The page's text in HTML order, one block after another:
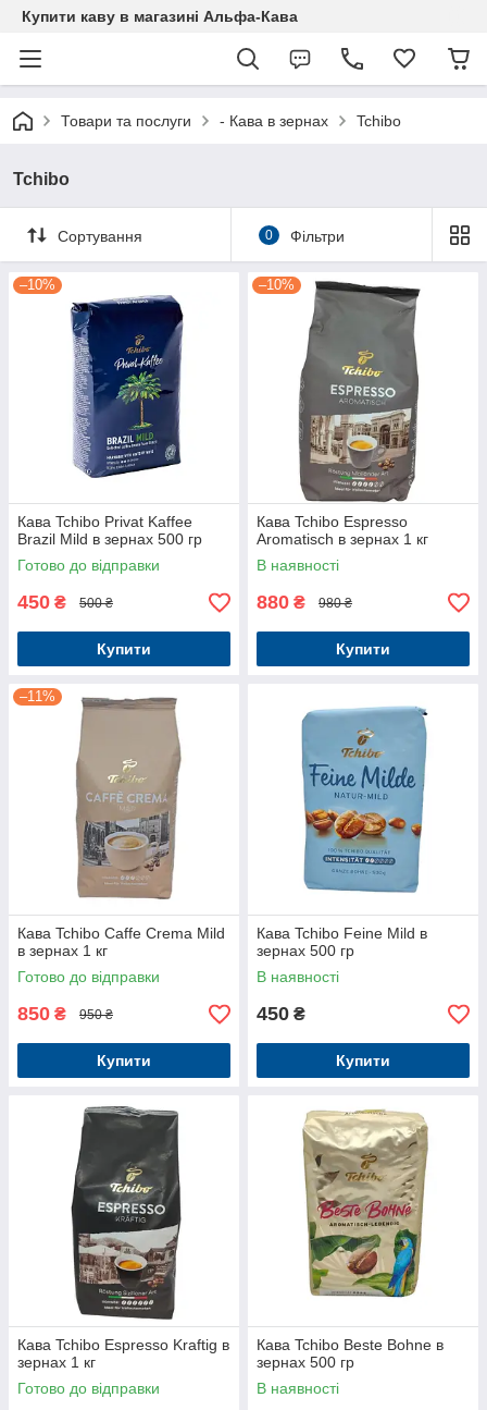
Купити каву в магазині Альфа-Кава
Товари та послуги - Кава в зернах Tchibo
Tchibo
Сортування 0 Фільтри
–10%
Кава Tchibo Privat Kaffee
Brazil Mild в зернах 500 гр
Готово до відправки
450 ₴ 500 ₴
Купити
–10%
Кава Tchibo Espresso
Aromatisch в зернах 1 кг
В наявності
880 ₴ 980 ₴
Купити
–11%
Кава Tchibo Caffe Crema Mild
в зернах 1 кг
Готово до відправки
850 ₴ 950 ₴
Купити
Кава Tchibo Feіne Mild в
зернах 500 гр
В наявності
450 ₴
Купити
Кава Tchibo Espresso Kraftig в
зернах 1 кг
Готово до відправки
Кава Tchibo Beste Bohne в
зернах 500 гр
В наявності